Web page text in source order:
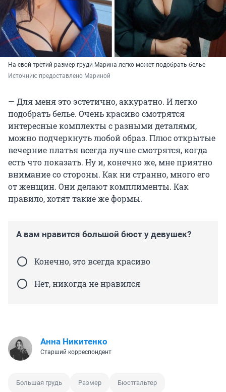
На свой третий размер груди Марина легко может подобрать белье
Источник: предоставлено Мариной
— Для меня это эстетично, аккуратно. И легко
подобрать белье. Очень красиво смотрятся
интересные комплекты с разными деталями,
можно подчеркнуть любой образ. Плюс открытые
вечерние платья всегда лучше смотрятся, когда
есть что показать. Ну и, конечно же, мне приятно
внимание со стороны. Как ни странно, много его
от женщин. Они делают комплименты. Как
правило, хотят такие же формы.
А вам нравится большой бюст у девушек?
Конечно, это всегда красиво
Нет, никогда не нравился
Анна Никитенко
Старший корреспондент
Большая грудь Размер Бюстгальтер